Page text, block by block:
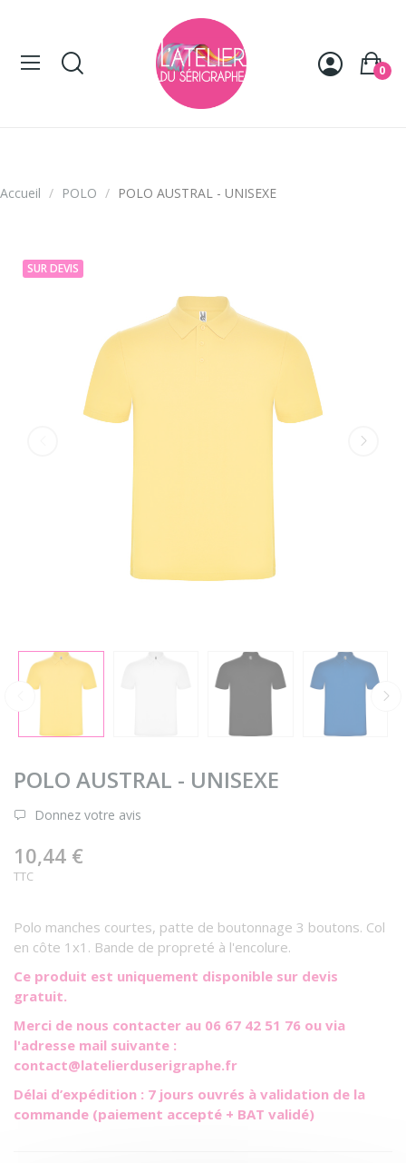
0
Accueil POLO POLO AUSTRAL - UNISEXE
SUR DEVIS
POLO AUSTRAL - UNISEXE
Donnez votre avis
10,44 €
TTC
Polo manches courtes, patte de boutonnage 3 boutons. Col
en côte 1x1. Bande de propreté à l'encolure.
Ce produit est uniquement disponible sur devis
gratuit.
Merci de nous contacter au 06 67 42 51 76 ou via
l'adresse mail suivante :
contact@latelierduserigraphe.fr
Délai d’expédition : 7 jours ouvrés à validation de la
commande (paiement accepté + BAT validé)